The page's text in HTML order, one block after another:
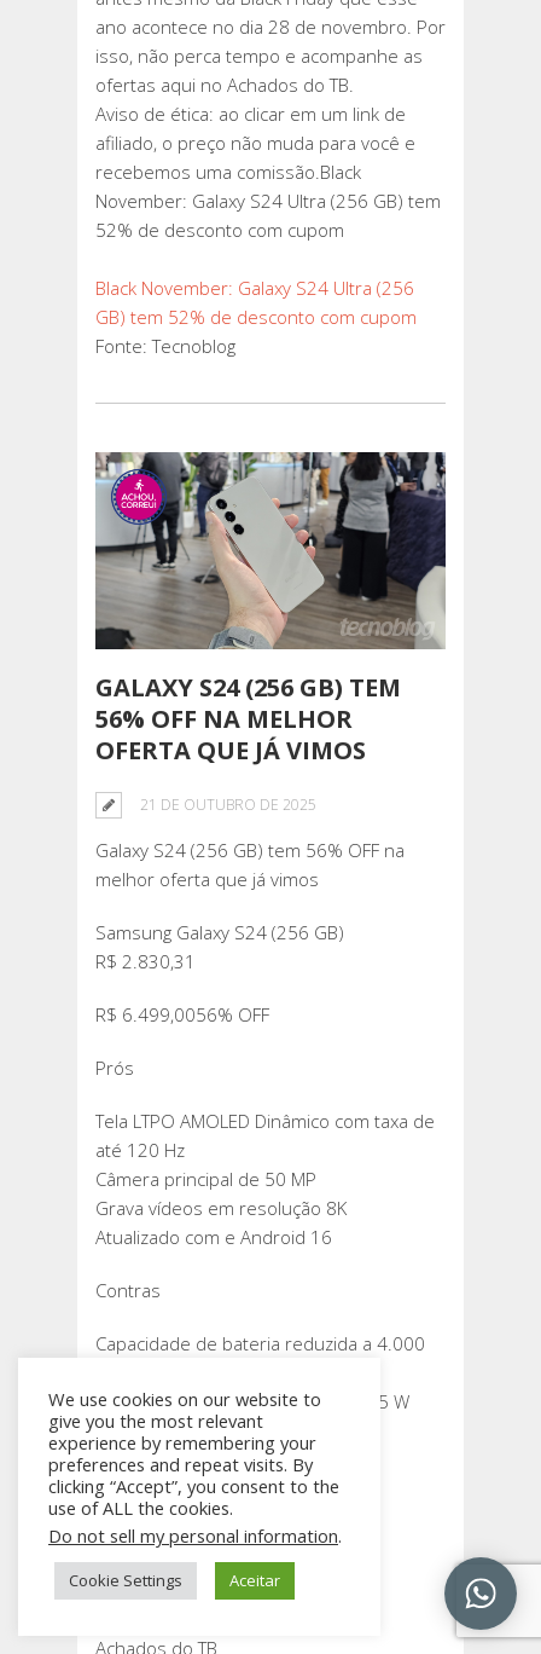
ano acontece no dia 28 de novembro. Por
isso, não perca tempo e acompanhe as
ofertas aqui no Achados do TB.
Aviso de ética: ao clicar em um link de
afiliado, o preço não muda para você e
recebemos uma comissão.Black
November: Galaxy S24 Ultra (256 GB) tem
52% de desconto com cupom
Black November: Galaxy S24 Ultra (256
GB) tem 52% de desconto com cupom
Fonte: Tecnoblog
GALAXY S24 (256 GB) TEM
56% OFF NA MELHOR
OFERTA QUE JÁ VIMOS
21 DE OUTUBRO DE 2025
Galaxy S24 (256 GB) tem 56% OFF na
melhor oferta que já vimos
Samsung Galaxy S24 (256 GB)
R$ 2.830,31
R$ 6.499,0056% OFF
Prós
Tela LTPO AMOLED Dinâmico com taxa de
até 120 Hz
Câmera principal de 50 MP
Grava vídeos em resolução 8K
Atualizado com e Android 16
Contras
Capacidade de bateria reduzida a 4.000
Carregamento com fio limitado a 25 W
PIX
Cupom
AMAZON100OFF
R$ 2.830,31 Amazon
Achados do TB
We use cookies on our website to
give you the most relevant
experience by remembering your
preferences and repeat visits. By
clicking “Accept”, you consent to the
use of ALL the cookies.
Do not sell my personal information.
Cookie Settings Aceitar